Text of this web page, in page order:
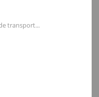
transport...